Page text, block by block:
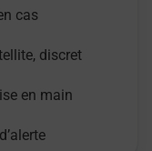
cas
discret
en main